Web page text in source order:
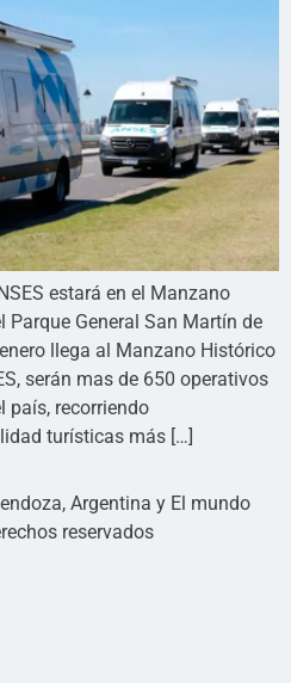
estará en el Manzano
Parque General San Martín de
llega al Manzano Histórico
serán mas de 650 operativos
país, recorriendo
turísticas más […]
Argentina y El mundo
reservados